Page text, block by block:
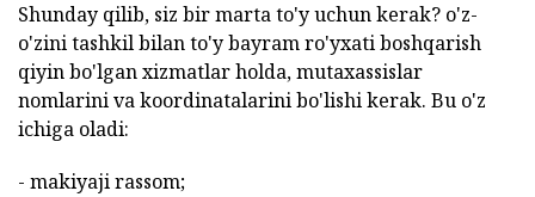
Shunday qilib, siz bir marta to'y uchun kerak? o'z-
o'zini tashkil bilan to'y bayram ro'yxati boshqarish
qiyin bo'lgan xizmatlar holda, mutaxassislar
nomlarini va koordinatalarini bo'lishi kerak. Bu o'z
ichiga oladi:
- makiyaji rassom;